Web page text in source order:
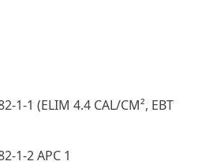
1-1 (ELIM 4.4 CAL/CM², EBT
1-2 APC 1